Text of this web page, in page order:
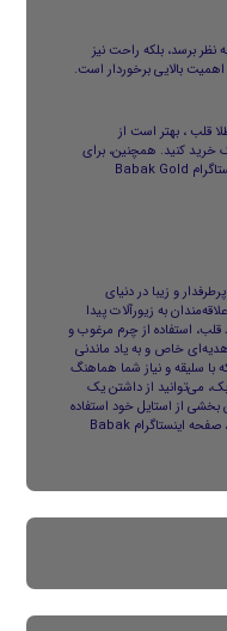
نظر برسد، بلکه راحت نیز
بالایی برخوردار است.
قلب ، بهتر است از
خرید کنید. همچنین، برای
Babak Gold
و زیبا در دنیای
به زیورآلات پیدا
قلب، استفاده از چرم مرغوب و
هدیه‌ای خاص و به یاد ماندنی
با سلیقه و نیاز شما هماهنگ
، می‌توانید از داشتن یک
بخشی از استایل خود استفاده
اینستاگرامBabak